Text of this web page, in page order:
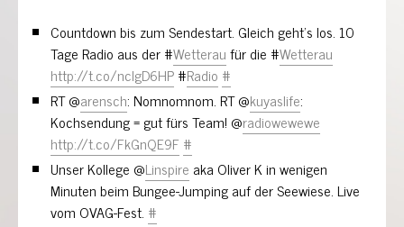
Countdown bis zum Sendestart. Gleich geht's los. 10
Tage Radio aus der #Wetteraufür die #Wetterau
http://t.co/nclgD6HP#Radio #
RT @arensch: Nomnomnom. RT @kuyaslife:
Kochsendung = gut fürs Team! @radiowewewe
http://t.co/FkGnQE9F #
Unser Kollege @Linspire aka Oliver K in wenigen
Minuten beim Bungee-Jumping auf der Seewiese. Live
vom OVAG-Fest. #